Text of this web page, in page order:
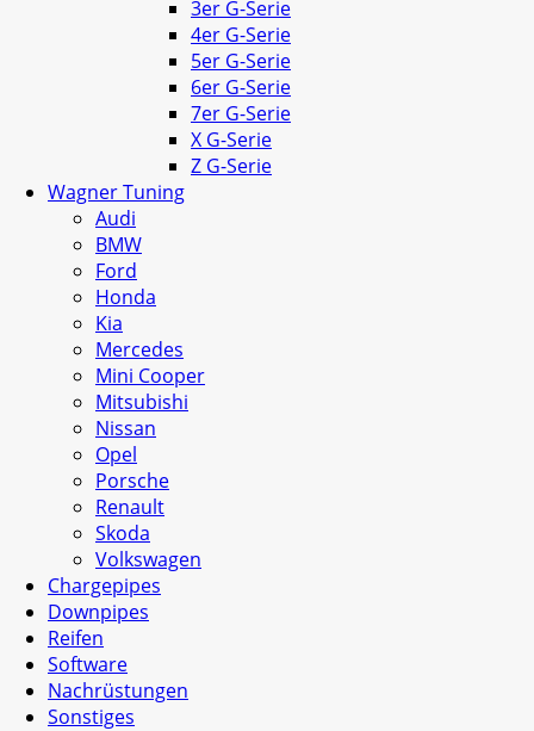
3er G-Serie
4er G-Serie
5er G-Serie
6er G-Serie
7er G-Serie
X G-Serie
Z G-Serie
Wagner Tuning
Audi
BMW
Ford
Honda
Kia
Mercedes
Mini Cooper
Mitsubishi
Nissan
Opel
Porsche
Renault
Skoda
Volkswagen
Chargepipes
Downpipes
Reifen
Software
Nachrüstungen
Sonstiges